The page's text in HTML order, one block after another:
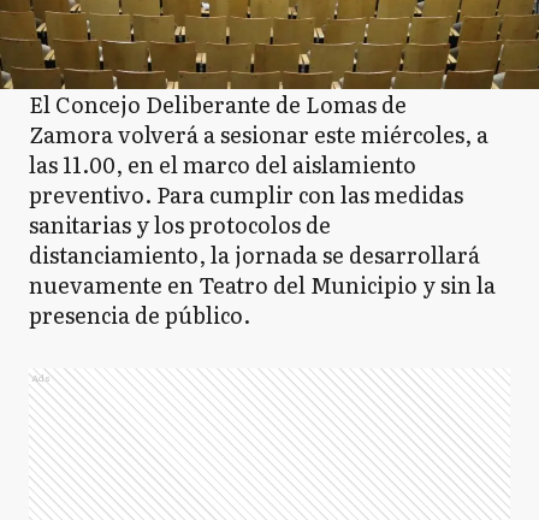
El Concejo Deliberante de Lomas de
Zamora volverá a sesionar este miércoles, a
las 11.00, en el marco del aislamiento
preventivo. Para cumplir con las medidas
sanitarias y los protocolos de
distanciamiento, la jornada se desarrollará
nuevamente en Teatro del Municipio y sin la
presencia de público.
Ads